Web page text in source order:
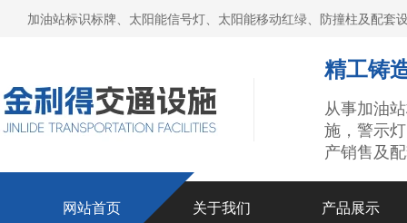
加油站标识标牌、太阳能信号灯、太阳能移动红绿、防撞柱及配
精工铸
从事加油
施，警示
产销售及
网站首页 关于我们 产品展示